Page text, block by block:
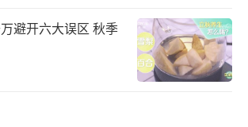
避开六大误区 秋季